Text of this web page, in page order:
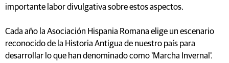
importante labor divulgativa sobre estos aspectos.
Cada año la Asociación Hispania Romana elige un escenario
reconocido de la Historia Antigua de nuestro país para
desarrollar lo que han denominado como 'Marcha Invernal'.